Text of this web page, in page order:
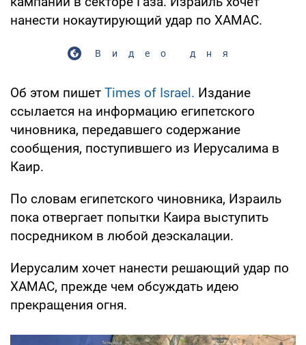
нанести нокаутирующий удар по ХАМАС.
Видео дня
Об этом пишет Times of Israel. Издание
ссылается на информацию египетского
чиновника, передавшего содержание
сообщения, поступившего из Иерусалима в
Каир.
По словам египетского чиновника, Израиль
пока отвергает попытки Каира выступить
посредником в любой деэскалации.
Иерусалим хочет нанести решающий удар по
ХАМАС, прежде чем обсуждать идею
прекращения огня.